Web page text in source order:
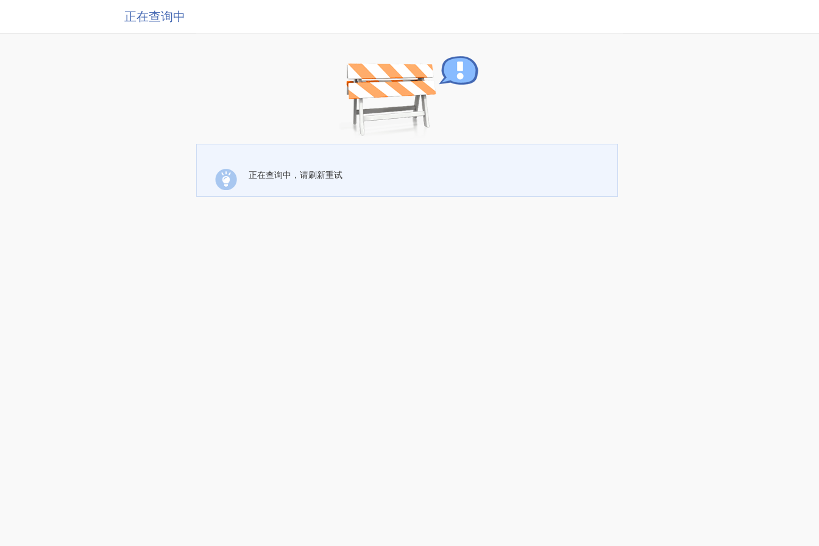
正在查询中
正在查询中，请刷新重试